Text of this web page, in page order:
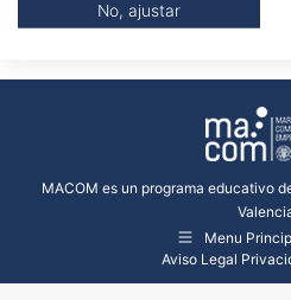
on
MACOM es un programa educativo
Menu
Aviso Legal
No, ajustar